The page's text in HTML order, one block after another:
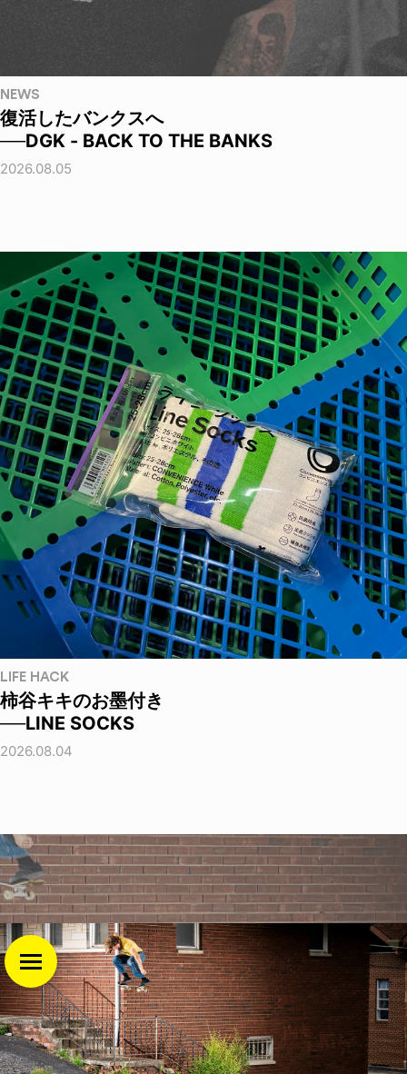
NEWS
復活したバンクスへ
──DGK - BACK TO THE BANKS
2026.08.05
LIFE HACK
柿谷キキのお墨付き
──LINE SOCKS
2026.08.04